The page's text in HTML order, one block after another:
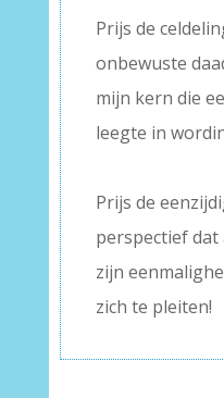
Prijs de
onbewuste
mijn kern die
leegte in
Prijs de
perspectief dat
zijn
zich te pleiten!